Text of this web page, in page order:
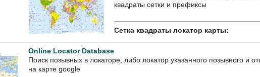
квадраты сетки и префиксы
Сетка квадраты локатор карты:
Online Locator Database
Поиск позывных в локаторе, либо локатор указанного позывного и
на карте google